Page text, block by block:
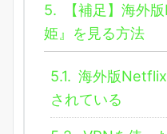
5.
【補足】海外
姫』を見る方法
5.1. 海外版
されている